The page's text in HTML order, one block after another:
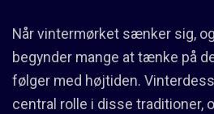
Når vintermørket sænker sig,
begynder mange at tænke på
følger med højtiden.
central rolle i disse traditioner,